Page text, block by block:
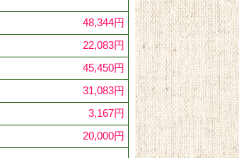
48,344円
22,083円
45,450円
31,083円
3,167円
20,000円